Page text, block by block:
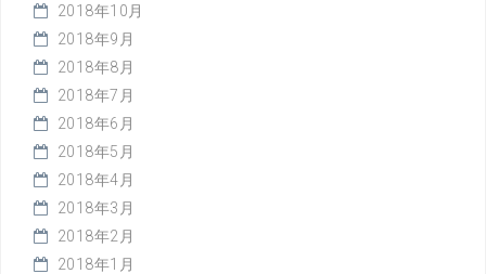
2018年10月
2018年9月
2018年8月
2018年7月
2018年6月
2018年5月
2018年4月
2018年3月
2018年2月
2018年1月